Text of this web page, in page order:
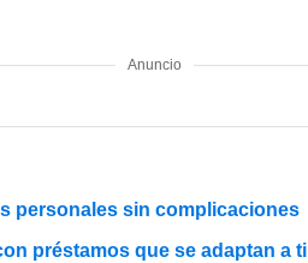
Anuncio
personales sin complicaciones
préstamos que se adaptan a ti